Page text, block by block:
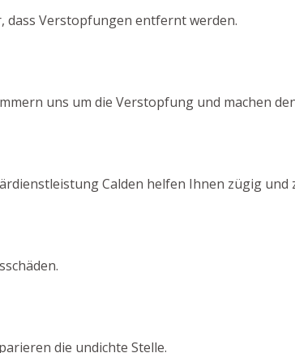
Verstopfungen entfernt werden.
uns um die Verstopfung und machen
Calden helfen Ihnen zügig und
die undichte Stelle.